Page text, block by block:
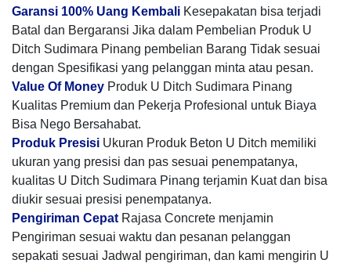
Garansi 100% Uang Kembali Kesepakatan bisa terjadi
Batal dan Bergaransi Jika dalam Pembelian Produk U
Ditch Sudimara Pinang pembelian Barang Tidak sesuai
dengan Spesifikasi yang pelanggan minta atau pesan.
Value Of Money Produk U Ditch Sudimara Pinang
Kualitas Premium dan Pekerja Profesional untuk Biaya
Bisa Nego Bersahabat.
Produk Presisi Ukuran Produk Beton U Ditch memiliki
ukuran yang presisi dan pas sesuai penempatanya,
kualitas U Ditch Sudimara Pinang terjamin Kuat dan bisa
diukir sesuai presisi penempatanya.
Pengiriman Cepat Rajasa Concrete menjamin
Pengiriman sesuai waktu dan pesanan pelanggan
sepakati sesuai Jadwal pengiriman, dan kami mengirin U